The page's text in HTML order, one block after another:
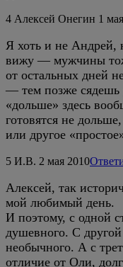
4 Алексей Онегин 1
Я хоть и не Андрей,
вижу — мужчины
от остальных дней
— тем позже сядешь
«дольше» здесь
готовятся не
или другое
5 И.В. 2 мая 2010
Алексей, так
мой любимый день.
И поэтому, с одной
душевного. С
необычного. А с
отличие от Оли,